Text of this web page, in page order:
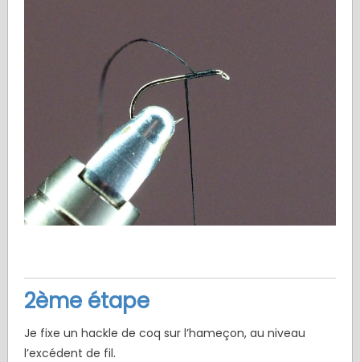
2ème étape
Je fixe un hackle de coq sur l’hameçon, au niveau
l’excédent de fil.